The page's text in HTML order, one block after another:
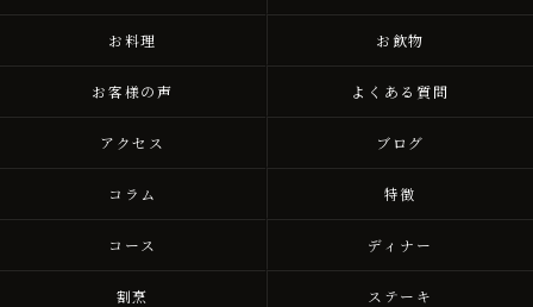
お料理 お飲物
お客様の声 よくある質問
アクセス ブログ
コラム 特徴
コース ディナー
割烹 ステーキ